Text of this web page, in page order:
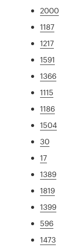
2000
1187
1217
1591
1366
1115
1186
1504
30
17
1389
1819
1399
596
1473